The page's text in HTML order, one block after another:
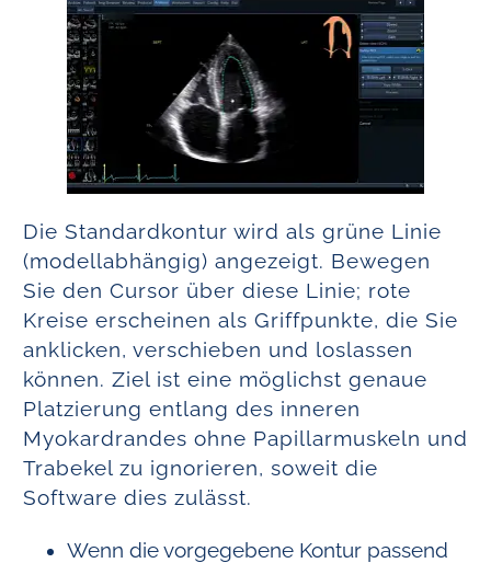
Die Standardkontur wird als grüne Linie
(modellabhängig) angezeigt. Bewegen
Sie den Cursor über diese Linie; rote
Kreise erscheinen als Griffpunkte, die Sie
anklicken, verschieben und loslassen
können. Ziel ist eine möglichst genaue
Platzierung entlang des inneren
Myokardrandes ohne Papillarmuskeln und
Trabekel zu ignorieren, soweit die
Software dies zulässt.
Wenn die vorgegebene Kontur passend